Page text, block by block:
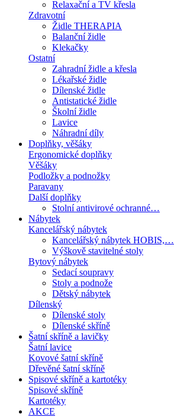
Relaxační a TV křesla
Zdravotní
Židle THERAPIA
Balanční židle
Klekačky
Ostatní
Zahradní židle a křesla
Lékařské židle
Dílenské židle
Antistatické židle
Školní židle
Lavice
Náhradní díly
Doplňky, věšáky
Ergonomické doplňky
Věšáky
Podložky a podnožky
Paravany
Další doplňky
Stolní antivirové ochranné…
Nábytek
Kancelářský nábytek
Kancelářský nábytek HOBIS,…
Výškově stavitelné stoly
Bytový nábytek
Sedací soupravy
Stoly a podnože
Dětský nábytek
Dílenský
Dílenské stoly
Dílenské skříně
Šatní skříně a lavičky
Šatní lavice
Kovové šatní skříně
Dřevěné šatní skříně
Spisové skříně a kartotéky
Spisové skříně
Kartotéky
AKCE